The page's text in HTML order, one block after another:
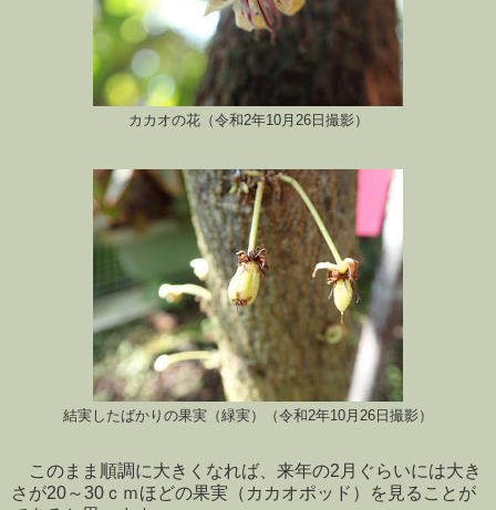
カカオの花（令和2年10月26日撮影）
結実したばかりの果実（緑実）（令和2年10月26日撮影）
このまま順調に大きくなれば、来年の2月ぐらいには大き
さが20～30ｃｍほどの果実（カカオポッド）を見ることが